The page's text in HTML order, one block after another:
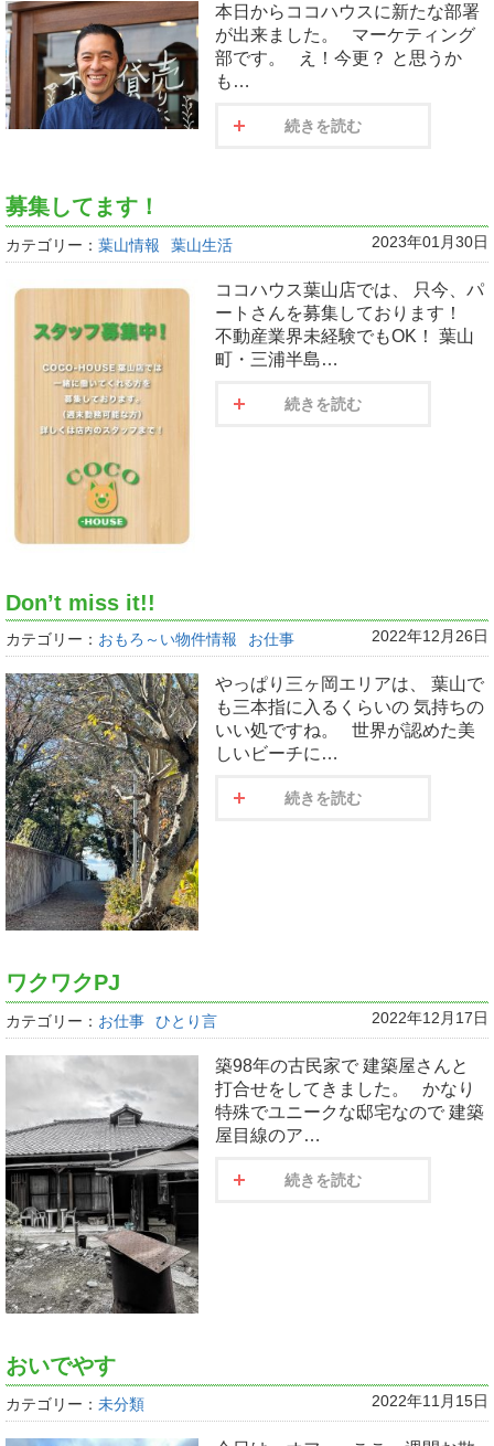
本日からココハウスに新たな部署
が出来ました。 マーケティング
部です。 え！今更？ と思うか
も…
続きを読む
募集してます！
カテゴリー： 葉山情報 葉山生活 2023年01月30日
ココハウス葉山店では、 只今、パ
ートさんを募集しております！
不動産業界未経験でもOK！ 葉山
町・三浦半島…
続きを読む
Don’t miss it!!
カテゴリー： おもろ～い物件情報 お仕事 2022年12月26日
やっぱり三ヶ岡エリアは、 葉山で
も三本指に入るくらいの 気持ちの
いい処ですね。 世界が認めた美
しいビーチに…
続きを読む
ワクワクPJ
カテゴリー： お仕事 ひとり言 2022年12月17日
築98年の古民家で 建築屋さんと
打合せをしてきました。 かなり
特殊でユニークな邸宅なので 建築
屋目線のア…
続きを読む
おいでやす
カテゴリー： 未分類 2022年11月15日